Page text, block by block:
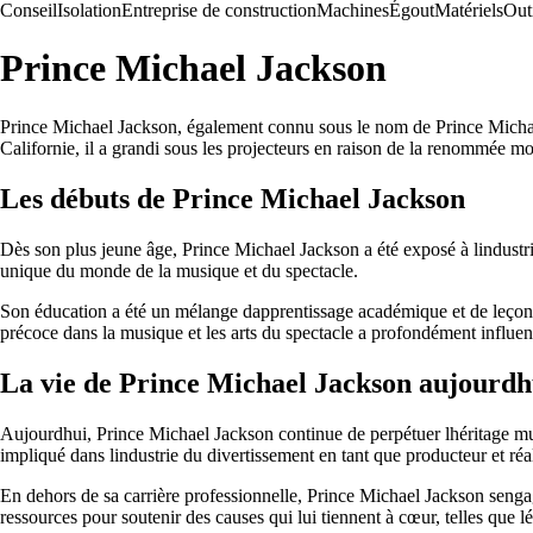
ConseilIsolationEntreprise de constructionMachinesÉgoutMatériels
Prince Michael Jackson
Prince Michael Jackson, également connu sous le nom de Prince
Californie, il a grandi sous les projecteurs en raison de la renommée
Les débuts de Prince Michael Jackson
Dès son plus jeune âge, Prince Michael Jackson a été exposé à
unique du monde de la musique et du spectacle.
Son éducation a été un mélange dapprentissage académique et de
précoce dans la musique et les arts du spectacle a profondément
La vie de Prince Michael Jackson
Aujourdhui, Prince Michael Jackson continue de perpétuer lhéritage
impliqué dans lindustrie du divertissement en tant que producteur et
En dehors de sa carrière professionnelle, Prince Michael Jackson
ressources pour soutenir des causes qui lui tiennent à cœur, telles que